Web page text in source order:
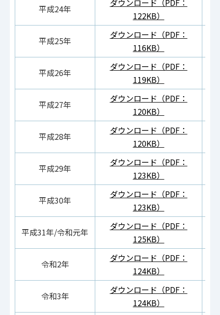
平成24年
ダウンロード（PDF：
122KB）
平成25年
ダウンロード（PDF：
116KB）
平成26年
ダウンロード（PDF：
119KB）
平成27年
ダウンロード（PDF：
120KB）
平成28年
ダウンロード（PDF：
120KB）
平成29年
ダウンロード（PDF：
123KB）
平成30年
ダウンロード（PDF：
123KB）
平成31年/令和元年
ダウンロード（PDF：
125KB）
令和2年
ダウンロード（PDF：
124KB）
令和3年
ダウンロード（PDF：
124KB）